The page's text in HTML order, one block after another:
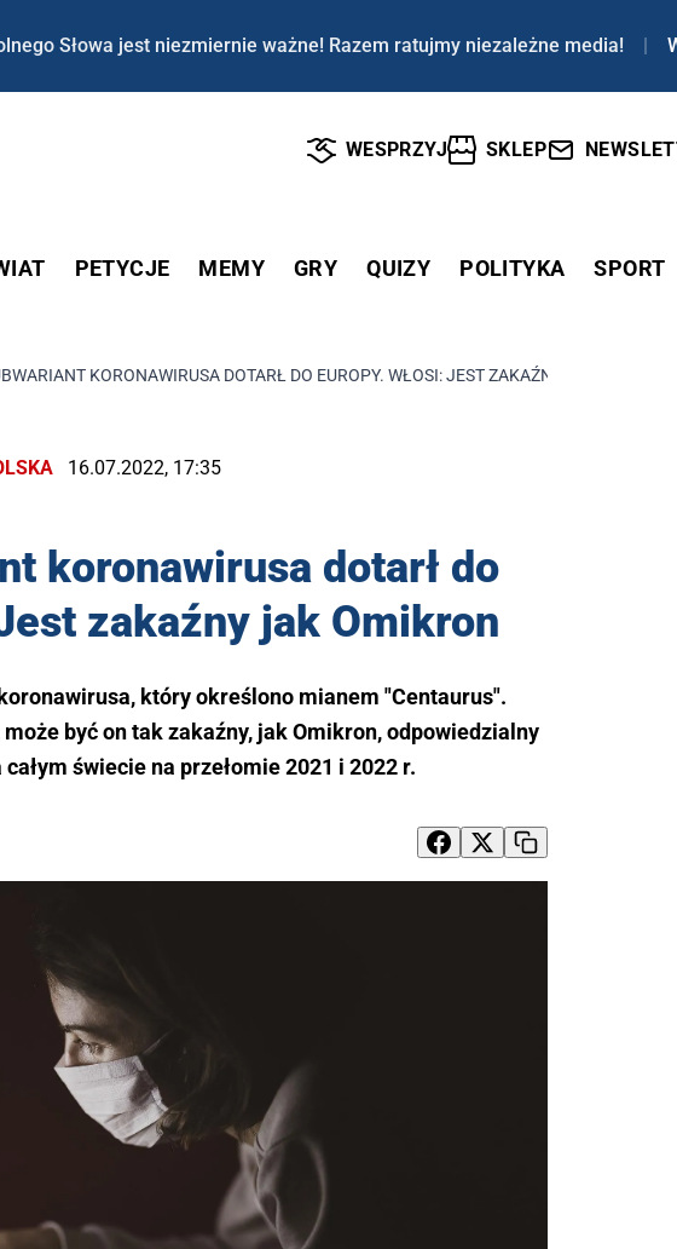
Słowa jest niezmiernie ważne! Razem ratujmy niezależne media! |
WESPRZYJ SKLEP
PETYCJE MEMY GRY QUIZY POLITYKA SPORT
KORONAWIRUSA DOTARŁ DO EUROPY. WŁOSI: JEST ZAKAŹNY JAK OMIKRON
16.07.2022, 17:35
koronawirusa dotarł do
zakaźny jak Omikron
który określono mianem "Centaurus".
być on tak zakaźny, jak Omikron, odpowiedzialny
świecie na przełomie 2021 i 2022 r.